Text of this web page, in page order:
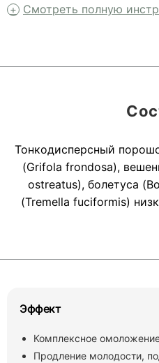
Смотреть полную
Тонкодисперсный
(Grifola frondosa),
ostreatus), болетуса
(Tremella fuciformis)
Эффект
Комплексное
Продление молодости,